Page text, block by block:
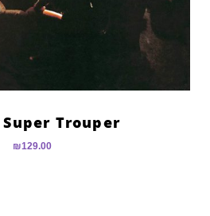
Super Trouper
₪129.00